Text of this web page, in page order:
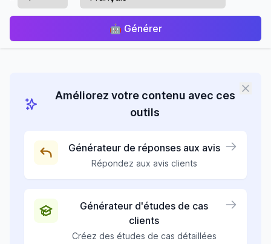
🤖 Générer
Améliorez votre contenu avec ces
outils
Générateur de réponses aux avis
Répondez aux avis clients
Générateur d'études de cas
clients
Créez des études de cas détaillées